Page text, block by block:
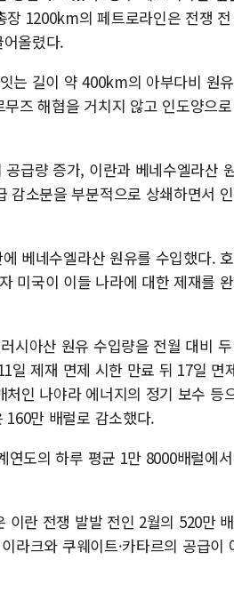
장 1200km의 페트로라인은 전쟁
올렸다.
는 길이 약 400km의 아부다비 원
즈 해협을 거치지 않고 인도양으
급량 증가, 이란과 베네수엘라산
감소분을 부분적으로 상쇄하면서
베네수엘라산 원유를 수입했다.
미국이 이들 나라에 대한 제재를
시아산 원유 수입량을 전월 대비
일 제재 면제 시한 만료 뒤 17일 면
인 나야라 에너지의 정기 보수 등
만 배럴로 감소했다.
도의 하루 평균 1만 8000배럴에
이란 전쟁 발발 전인 2월의 520만
라크와 쿠웨이트·카타르의 공급이